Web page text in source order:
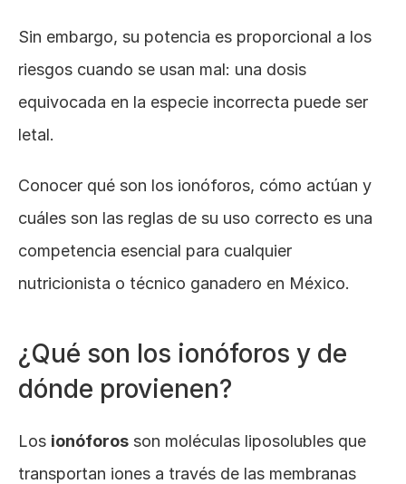
Sin embargo, su potencia es proporcional a los
riesgos cuando se usan mal: una dosis
equivocada en la especie incorrecta puede ser
letal.
Conocer qué son los ionóforos, cómo actúan y
cuáles son las reglas de su uso correcto es una
competencia esencial para cualquier
nutricionista o técnico ganadero en México.
¿Qué son los ionóforos y de
dónde provienen?
Los ionóforos son moléculas liposolubles que
transportan iones a través de las membranas